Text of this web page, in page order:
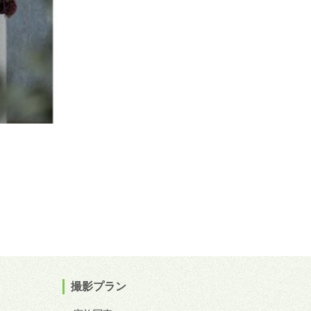
撮影プラン